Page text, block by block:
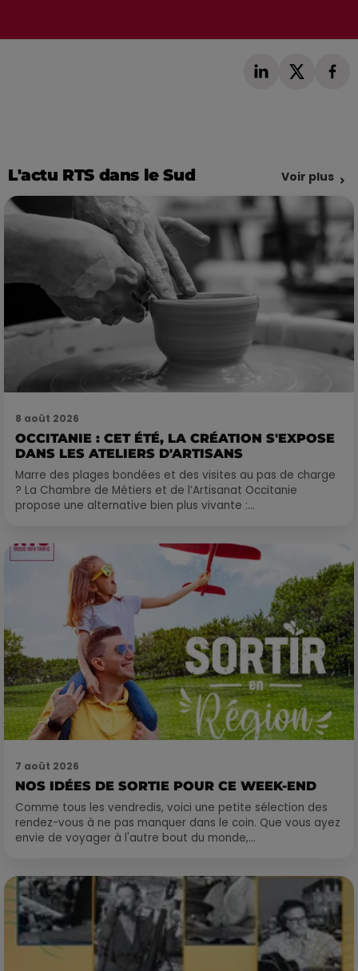
L'actu RTS dans le Sud Voir plus
8 août 2026
OCCITANIE : CET ÉTÉ, LA CRÉATION S'EXPOSE
DANS LES ATELIERS D'ARTISANS
Marre des plages bondées et des visites au pas de charge
? La Chambre de Métiers et de l’Artisanat Occitanie
propose une alternative bien plus vivante :...
7 août 2026
NOS IDÉES DE SORTIE POUR CE WEEK-END
Comme tous les vendredis, voici une petite sélection des
rendez-vous à ne pas manquer dans le coin. Que vous ayez
envie de voyager à l'autre bout du monde,...